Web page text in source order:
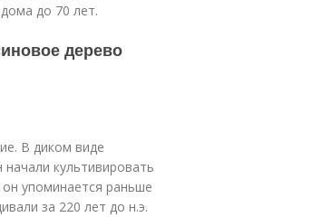
до 70 лет.
дерево
В диком виде
культивировать
упоминается раньше
за 220 лет до н.э.